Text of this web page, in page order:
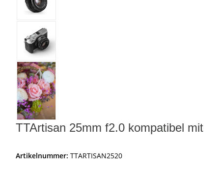
TTArtisan 25mm f2.0 kompatibel mit
Artikelnummer: TTARTISAN2520